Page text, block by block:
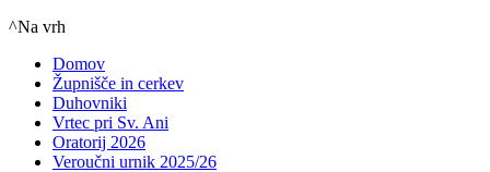
^Na vrh
Domov
Župnišče in cerkev
Duhovniki
Vrtec pri Sv. Ani
Oratorij 2026
Veroučni urnik 2025/26